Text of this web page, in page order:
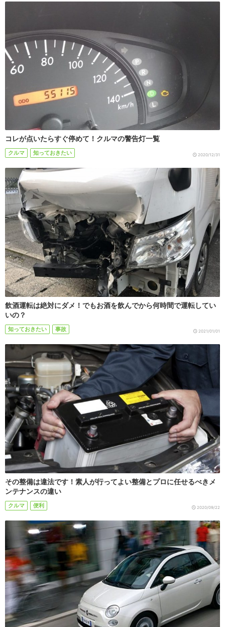
コレが点いたらすぐ停めて！クルマの警告灯一覧
クルマ 知っておきたい 2020/12/31
飲酒運転は絶対にダメ！でもお酒を飲んでから何時間で運転してい
いの？
知っておきたい 事故 2021/01/01
その整備は違法です！素人が行ってよい整備とプロに任せるべきメ
ンテナンスの違い
クルマ 便利 2020/09/22